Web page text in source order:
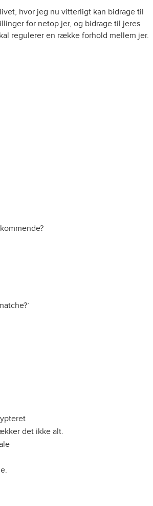
hvor jeg nu vitterligt kan bidrage til
for netop jer, og bidrage til jeres
regulerer en række forhold mellem jer.
det ikke alt.